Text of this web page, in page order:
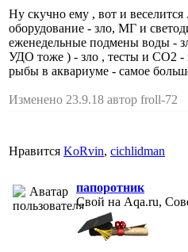
Ну скучно ему , вот и
оборудование - зло, МГ и
еженедельные подмены воды -
УДО тоже ) - зло , тесты и СО2 -
рыбы в аквариуме - самое
Изменено 23.9.18 автор froll-72
Нравится KoRvin, cichlidman
папоротник
Свой на Aqa.ru,